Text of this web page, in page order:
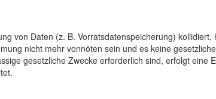
von Daten (z. B. Vorratsdatenspeicherung)
nicht mehr vonnöten sein und es keine
gesetzliche Zwecke erforderlich sind, erfolgt eine